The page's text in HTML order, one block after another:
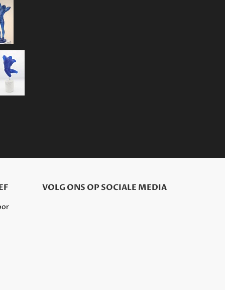
VOLG ONS OP SOCIALE MEDIA